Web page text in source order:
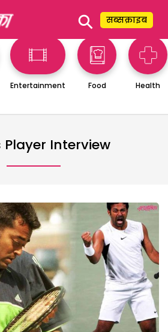
⚲ सब्सक्राइब
Entertainment Food Health
Player Interview